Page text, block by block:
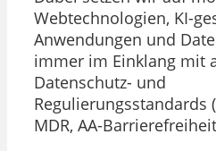
Webtechnologien, KI-
Anwendungen und
immer im Einklang mit
Datenschutz- und
Regulierungsstandards
MDR, AA-